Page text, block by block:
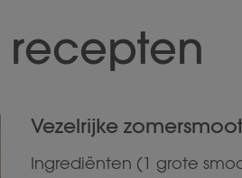
Vezelrijke
Ingrediënten (1 grote